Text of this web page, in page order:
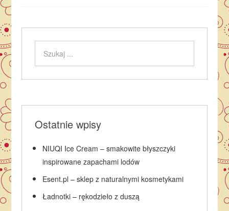
Ostatnie wpisy
NIUQI Ice Cream – smakowite błyszczyki
inspirowane zapachami lodów
Esent.pl – sklep z naturalnymi kosmetykami
Ładnotki – rękodzieło z duszą